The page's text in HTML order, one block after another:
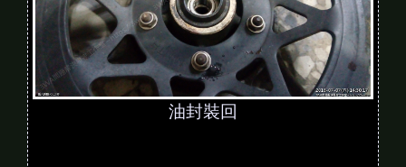
油封裝回